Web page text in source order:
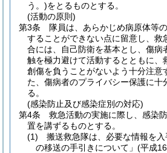
う。)をとるものとする。
(活動の原則)
第3条
隊員は、あらかじめ病原体等
することができない点に留意し、救
合には、自己防衛を基本とし、傷病
触を極力避けて活動するとともに、
創傷を負うことがないよう十分注意
た、傷病者のプライバシー保護に十
る。
(感染防止及び感染症別の対応)
第4条
救急活動の実施に際し、感染
置を講ずるものとする。
(1)
搬送救急隊は、必要な情報を
の移送の手引きについて」 (平成